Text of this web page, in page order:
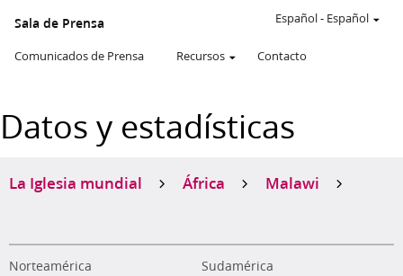
Sala de Prensa
Comunicados de Prensa Recursos Contacto
Español- Español
Datos y estadísticas
La Iglesia mundial África Malawi
Norteamérica
Sudamérica